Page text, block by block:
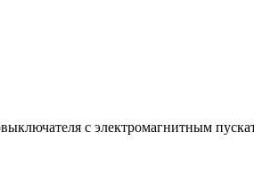
с электромагнитным